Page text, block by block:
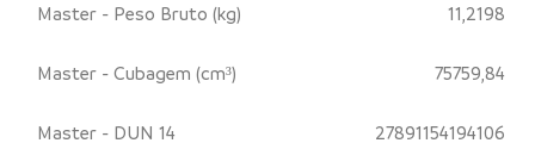
Master - Peso Bruto (kg) 11,2198
Master - Cubagem (cm³) 75759,84
Master - DUN 14 27891154194106